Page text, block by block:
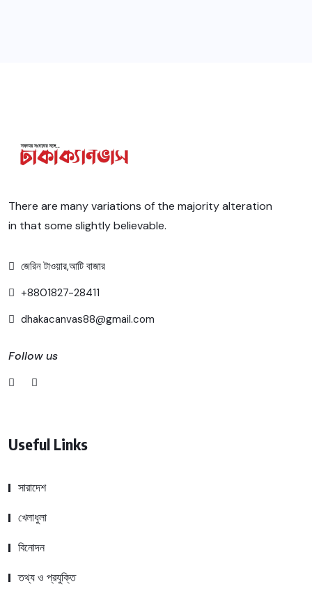
There are many variations of the majority alteration
in that some slightly believable.
জেরিন টাওয়ার,আটি বাজার
+8801827-28411
dhakacanvas88@gmail.com
Follow us
Useful Links
সারাদেশ
খেলাধুলা
বিনোদন
তথ্য ও প্রযুক্তি